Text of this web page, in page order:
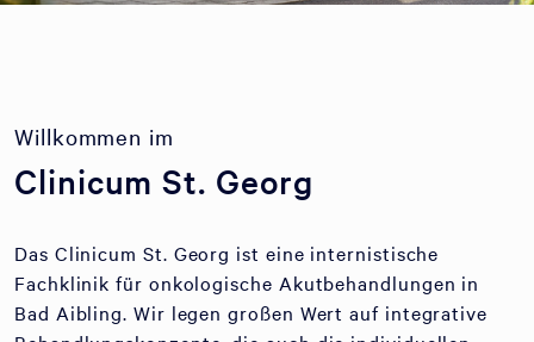
Willkommen im
Clinicum St. Georg
Das Clinicum St. Georg ist eine internistische
Fachklinik für onkologische Akutbehandlungen in
Bad Aibling. Wir legen großen Wert auf integrative